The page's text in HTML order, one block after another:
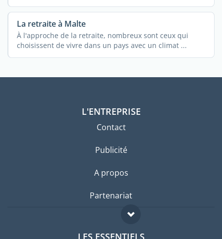
La retraite à Malte
À l'approche de la retraite, nombreux sont ceux qui
choisissent de vivre dans un pays avec un climat ...
L'ENTREPRISE
Contact
Publicité
A propos
Partenariat
LES ESSENTIELS